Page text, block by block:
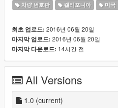
차량 번호판 캘리포니아 미국
최초 업로드: 2016년 06월 20일
마지막 업로드: 2016년 06월 20일
마지막 다운로드: 14시간 전
All Versions
1.0 (current)